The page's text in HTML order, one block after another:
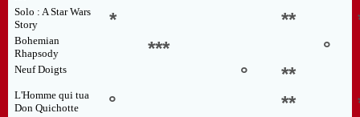
Solo : A Star Wars
Story
* **
Bohemian
Rhapsody
*** °
Neuf Doigts ° **
L'Homme qui tua
Don Quichotte
° **